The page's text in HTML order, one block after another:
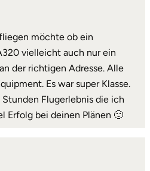
möchte ob ein
vielleicht auch nur ein
der richtigen Adresse. Alle
Es war super Klasse.
Flugerlebnis die ich
Erfolg bei deinen Plänen 🙂